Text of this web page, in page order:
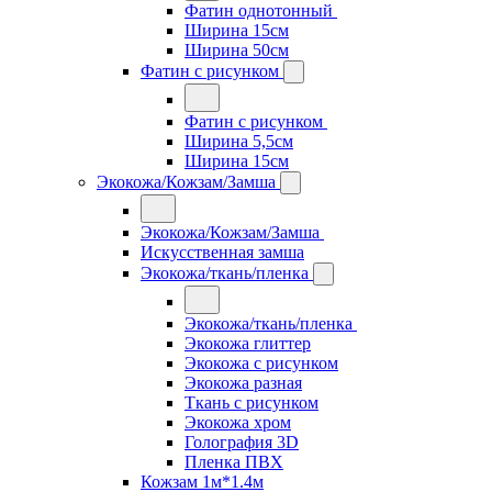
Фатин однотонный
Ширина 15см
Ширина 50см
Фатин с рисунком
Фатин с рисунком
Ширина 5,5см
Ширина 15см
Экокожа/Кожзам/Замша
Экокожа/Кожзам/Замша
Искусственная замша
Экокожа/ткань/пленка
Экокожа/ткань/пленка
Экокожа глиттер
Экокожа с рисунком
Экокожа разная
Ткань с рисунком
Экокожа хром
Голография 3D
Пленка ПВХ
Кожзам 1м*1.4м